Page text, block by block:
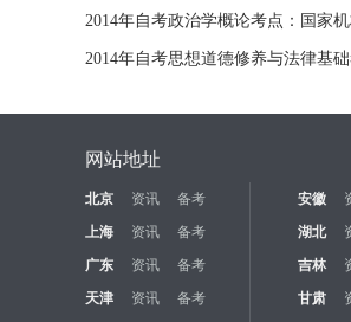
2014年自考政治学概论考点：国家
2014年自考思想道德修养与法律基
网站地址
北京 资讯 备考 安徽
上海
资讯 备考 湖北
广东
资讯 备考 吉林
天津
资讯 备考 甘肃